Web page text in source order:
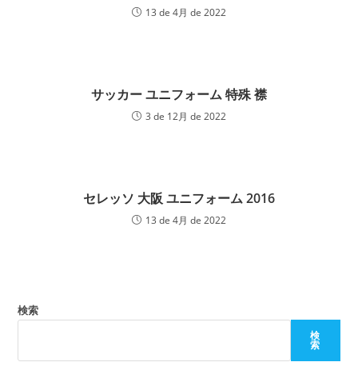
13 de 4月 de 2022
サッカー ユニフォーム 特殊 襟
3 de 12月 de 2022
セレッソ 大阪 ユニフォーム 2016
13 de 4月 de 2022
検索
検
索